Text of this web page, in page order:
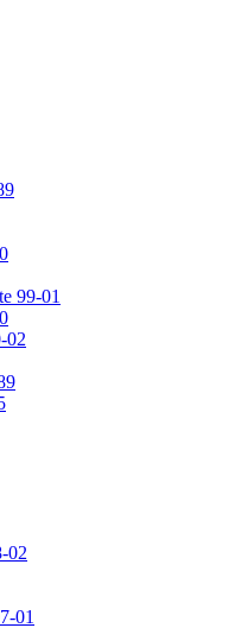
99-01
02
02
01